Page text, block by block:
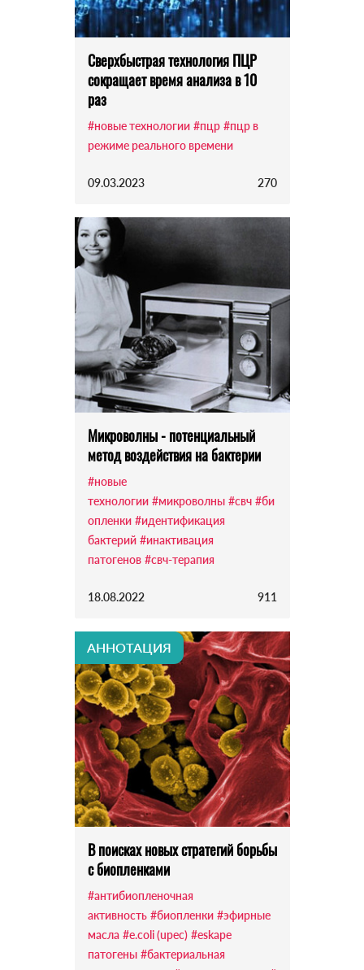
Сверхбыстрая технология ПЦР
сокращает время анализа в 10
раз
#новые технологии #пцр #пцр в
режиме реального времени
09.03.2023 270
Микроволны - потенциальный
метод воздействия на бактерии
#новые
технологии #микроволны #свч #би
опленки #идентификация
бактерий #инактивация
патогенов #свч-терапия
18.08.2022 911
АННОТАЦИЯ
В поисках новых стратегий борьбы
с биопленками
#антибиопленочная
активность #биопленки #эфирные
масла #e.coli (upec) #eskape
патогены #бактериальная